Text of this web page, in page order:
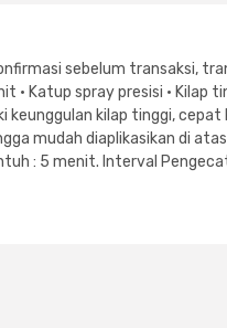
sebelum transaksi,
• Katup spray presisi • Kilap
keunggulan kilap tinggi,
mudah diaplikasikan di
: 5 menit. Interval